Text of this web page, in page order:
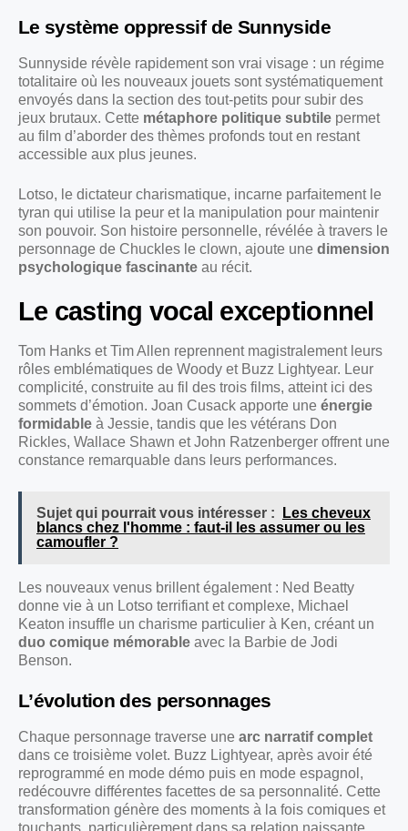
Le système oppressif de Sunnyside
Sunnyside révèle rapidement son vrai visage : un régime
totalitaire où les nouveaux jouets sont systématiquement
envoyés dans la section des tout-petits pour subir des
jeux brutaux. Cette métaphore politique subtile permet
au film d’aborder des thèmes profonds tout en restant
accessible aux plus jeunes.
Lotso, le dictateur charismatique, incarne parfaitement le
tyran qui utilise la peur et la manipulation pour maintenir
son pouvoir. Son histoire personnelle, révélée à travers le
personnage de Chuckles le clown, ajoute une dimension
psychologique fascinante au récit.
Le casting vocal exceptionnel
Tom Hanks et Tim Allen reprennent magistralement leurs
rôles emblématiques de Woody et Buzz Lightyear. Leur
complicité, construite au fil des trois films, atteint ici des
sommets d’émotion. Joan Cusack apporte une énergie
formidable à Jessie, tandis que les vétérans Don
Rickles, Wallace Shawn et John Ratzenberger offrent une
constance remarquable dans leurs performances.
Sujet qui pourrait vous intéresser :
Les cheveux
blancs chez l'homme : faut-il les assumer ou les
camoufler ?
Les nouveaux venus brillent également : Ned Beatty
donne vie à un Lotso terrifiant et complexe, Michael
Keaton insuffle un charisme particulier à Ken, créant un
duo comique mémorable avec la Barbie de Jodi
Benson.
L’évolution des personnages
Chaque personnage traverse une arc narratif complet
dans ce troisième volet. Buzz Lightyear, après avoir été
reprogrammé en mode démo puis en mode espagnol,
redécouvre différentes facettes de sa personnalité. Cette
transformation génère des moments à la fois comiques et
touchants, particulièrement dans sa relation naissante